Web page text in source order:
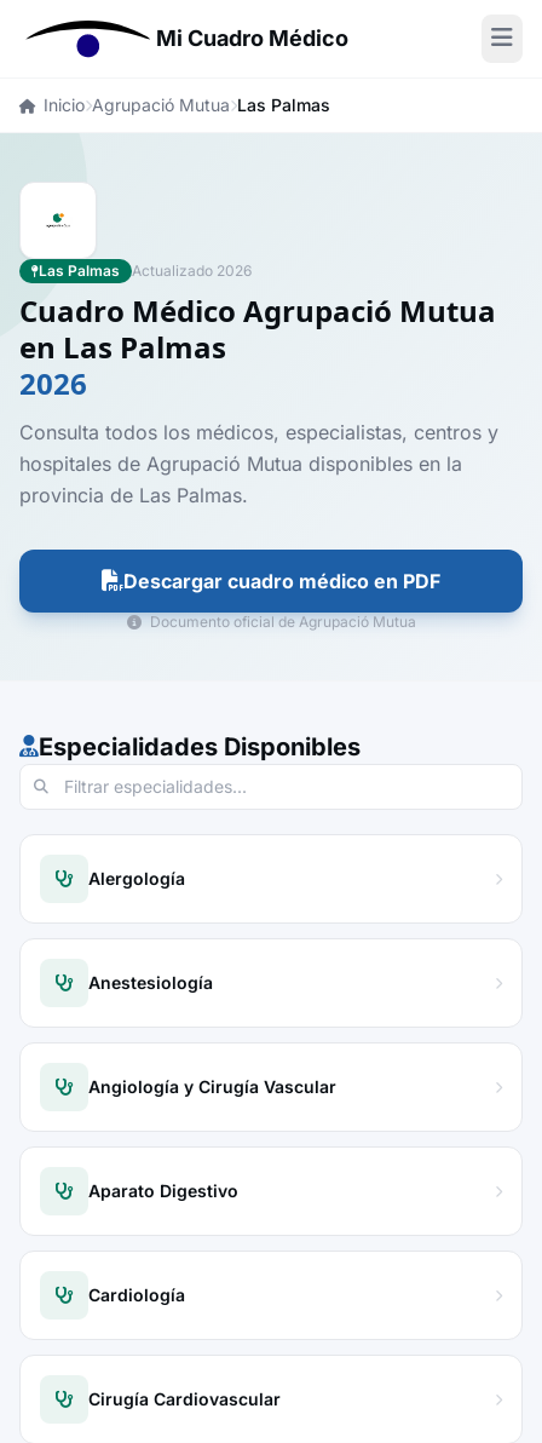
Mi Cuadro Médico
Inicio Agrupació Mutua Las Palmas
Las Palmas Actualizado 2026
Cuadro Médico Agrupació Mutua
en Las Palmas
2026
Consulta todos los médicos, especialistas, centros y
hospitales de Agrupació Mutua disponibles en la
provincia de Las Palmas.
Descargar cuadro médico en PDF
Documento oficial de Agrupació Mutua
Especialidades Disponibles
Alergología
Anestesiología
Angiología y Cirugía Vascular
Aparato Digestivo
Cardiología
Cirugía Cardiovascular